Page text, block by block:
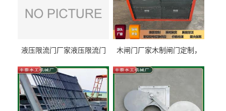
液压限流门厂家液压限流门
泰制造
木闸门厂家木制闸门定制，
型号齐全